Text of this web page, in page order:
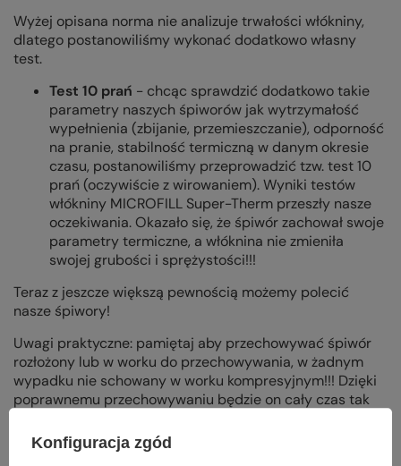
Wyżej opisana norma nie analizuje trwałości włókniny,
dlatego postanowiliśmy wykonać dodatkowo własny
test.
Test 10 prań - chcąc sprawdzić dodatkowo takie
parametry naszych śpiworów jak wytrzymałość
wypełnienia (zbijanie, przemieszczanie), odporność
na pranie, stabilność termiczną w danym okresie
czasu, postanowiliśmy przeprowadzić tzw. test 10
prań (oczywiście z wirowaniem). Wyniki testów
włókniny MICROFILL Super-Therm przeszły nasze
oczekiwania. Okazało się, że śpiwór zachował swoje
parametry termiczne, a włóknina nie zmieniła
swojej grubości i sprężystości!!!
Teraz z jeszcze większą pewnością możemy polecić
nasze śpiwory!
Uwagi praktyczne: pamiętaj aby przechowywać śpiwór
rozłożony lub w worku do przechowywania, w żadnym
wypadku nie schowany w worku kompresyjnym!!! Dzięki
poprawnemu przechowywaniu będzie on cały czas tak
Konfiguracja zgód